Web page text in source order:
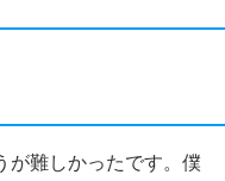
が難しかったです。僕